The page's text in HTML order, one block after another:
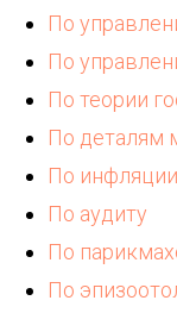
По
По
По теории
По деталям
По инфляции
По аудиту
По
По